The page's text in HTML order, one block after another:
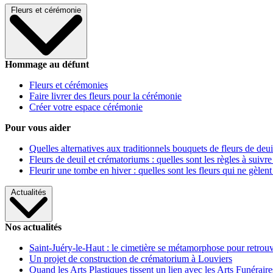
Fleurs et cérémonie
Hommage au défunt
Fleurs et cérémonies
Faire livrer des fleurs pour la cérémonie
Créer votre espace cérémonie
Pour vous aider
Quelles alternatives aux traditionnels bouquets de fleurs de
Fleurs de deuil et crématoriums : quelles sont les règles à
Fleurir une tombe en hiver : quelles sont les fleurs qui ne gèlent
Actualités
Nos actualités
Saint-Juéry-le-Haut : le cimetière se métamorphose pour
Un projet de construction de crématorium à Louviers
Quand les Arts Plastiques tissent un lien avec les Arts